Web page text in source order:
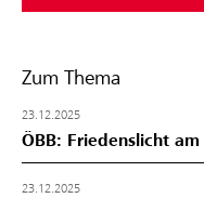
Zum Thema
23.12.2025
ÖBB: Friedenslicht
23.12.2025